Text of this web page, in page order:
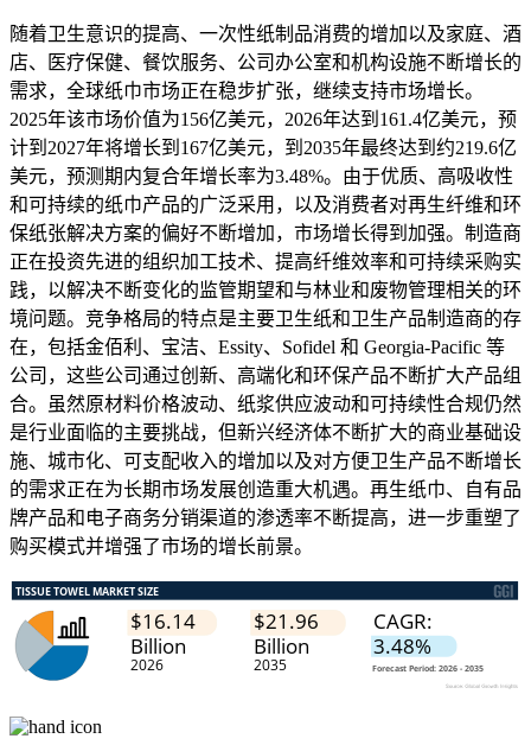
随着卫生意识的提高、一次性纸制品消费的增加以及家庭、酒
店、医疗保健、餐饮服务、公司办公室和机构设施不断增长的
需求，全球纸巾市场正在稳步扩张，继续支持市场增长。
2025年该市场价值为156亿美元，2026年达到161.4亿美元，预
计到2027年将增长到167亿美元，到2035年最终达到约219.6亿
美元，预测期内复合年增长率为3.48%。由于优质、高吸收性
和可持续的纸巾产品的广泛采用，以及消费者对再生纤维和环
保纸张解决方案的偏好不断增加，市场增长得到加强。制造商
正在投资先进的组织加工技术、提高纤维效率和可持续采购实
践，以解决不断变化的监管期望和与林业和废物管理相关的环
境问题。竞争格局的特点是主要卫生纸和卫生产品制造商的存
在，包括金佰利、宝洁、Essity、Sofidel 和 Georgia-Pacific 等
公司，这些公司通过创新、高端化和环保产品不断扩大产品组
合。虽然原材料价格波动、纸浆供应波动和可持续性合规仍然
是行业面临的主要挑战，但新兴经济体不断扩大的商业基础设
施、城市化、可支配收入的增加以及对方便卫生产品不断增长
的需求正在为长期市场发展创造重大机遇。再生纸巾、自有品
牌产品和电子商务分销渠道的渗透率不断提高，进一步重塑了
购买模式并增强了市场的增长前景。